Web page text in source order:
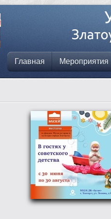
Главная Мероприятия